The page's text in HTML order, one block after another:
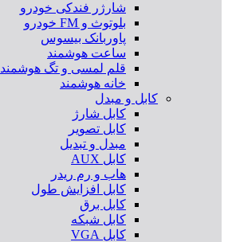
شارژر فندکی خودرو
بلوتوث و FM خودرو
پاوربانک بیسوس
ساعت هوشمند
قلم لمسی و تگ هوشمند
خانه هوشمند
کابل و مبدل
کابل شارژ
کابل تصویر
مبدل و تبدیل
کابل AUX
هاب و رم ریدر
کابل افزایش طول
کابل برق
کابل شبکه
کابل VGA